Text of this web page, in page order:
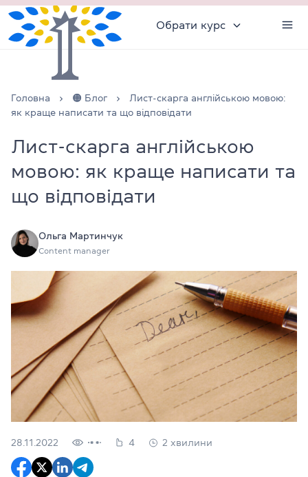
Обрати курс
Головна 🟠 Блог
Лист-скарга англійською мовою:
як краще написати та що відповідати
Лист-скарга англійською
мовою: як краще написати та
що відповідати
Ольга Мартинчук
Content manager
28.11.2022 4 2 хвилини